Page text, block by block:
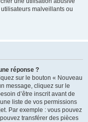
malveillants ou
réponse ?
sur le bouton « Nouveau
message, cliquez sur le
d’être inscrit avant de
liste de vos permissions
Par exemple : vous pouvez
transférer des pièces